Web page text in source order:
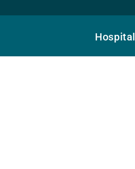
Hospital